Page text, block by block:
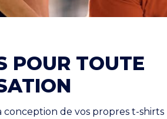
POUR TOUTE
conception de vos propres t-shirts